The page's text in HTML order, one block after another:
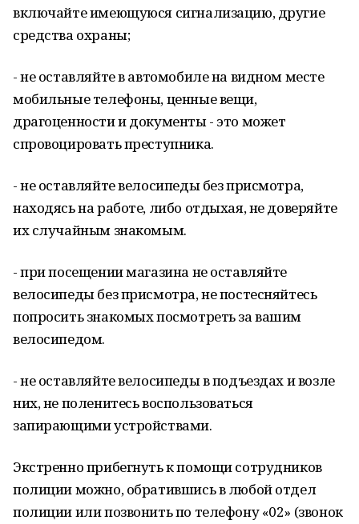
включайте имеющуюся сигнализацию, другие
средства охраны;
- не оставляйте в автомобиле на видном месте
мобильные телефоны, ценные вещи,
драгоценности и документы - это может
спровоцировать преступника.
- не оставляйте велосипеды без присмотра,
находясь на работе, либо отдыхая, не доверяйте
их случайным знакомым.
- при посещении магазина не оставляйте
велосипеды без присмотра, не постесняйтесь
попросить знакомых посмотреть за вашим
велосипедом.
- не оставляйте велосипеды в подъездах и возле
них, не поленитесь воспользоваться
запирающими устройствами.
Экстренно прибегнуть к помощи сотрудников
полиции можно, обратившись в любой отдел
полиции или позвонить по телефону «02» (звонок